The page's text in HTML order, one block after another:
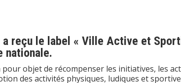
reçu le label « Ville Active et
nationale.
pour objet de récompenser les initiatives, les
des activités physiques, ludiques et